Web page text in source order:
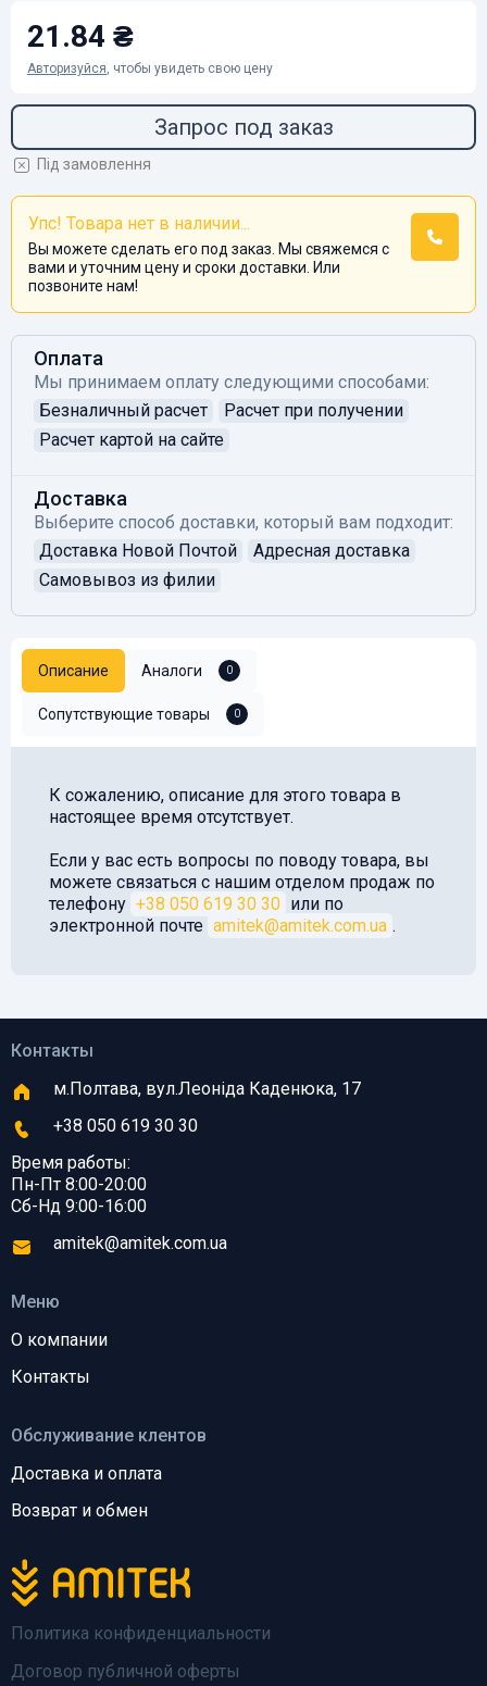
21.84 ₴
Авторизуйся, чтобы увидеть свою цену
Запрос под заказ
Під замовлення
Упс! Товара нет в наличии...
Вы можете сделать его под заказ. Мы свяжемся с
вами и уточним цену и сроки доставки. Или
позвоните нам!
Оплата
Мы принимаем оплату следующими способами:
Безналичный расчет
Расчет при получении
Расчет картой на сайте
Доставка
Выберите способ доставки, который вам подходит:
Доставка Новой Почтой
Адресная доставка
Самовывоз из филии
Описание Аналоги 0
Сопутствующие товары 0
К сожалению, описание для этого товара в
настоящее время отсутствует.
Если у вас есть вопросы по поводу товара, вы
можете связаться с нашим отделом продаж по
телефону +38 050 619 30 30 или по
электронной почте amitek@amitek.com.ua .
Политика конфиденциальности
Договор публичной оферты
Обслуживание клентов
Доставка и оплата
Возврат и обмен
Меню
О компании
Контакты
Контакты
м.Полтава, вул.Леоніда Каденюка, 17
+38 050 619 30 30
Время работы:
Пн-Пт 8:00-20:00
Сб-Нд 9:00-16:00
amitek@amitek.com.ua